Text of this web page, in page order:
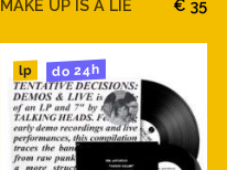
MAKE UP IS A LIE € 35
lp do 24h